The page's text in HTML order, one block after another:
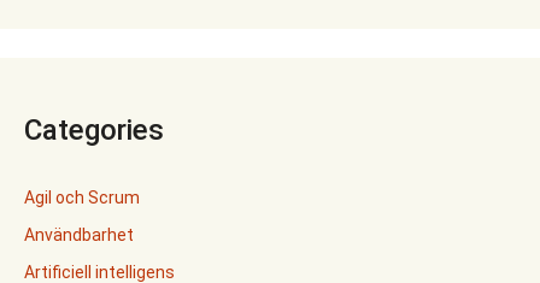
Categories
Agil och Scrum
Användbarhet
Artificiell intelligens